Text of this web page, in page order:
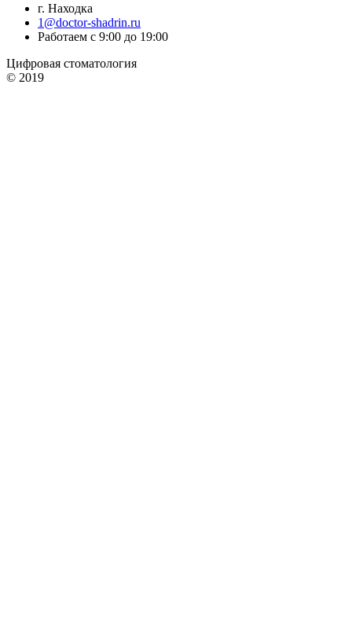
г. Находка
1@doctor-shadrin.ru
Работаем с 9:00 до 19:00
Цифровая стоматология
© 2019